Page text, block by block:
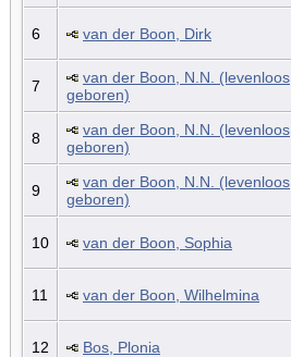
6 van der Boon, Dirk
7
van der Boon, N.N. (levenloos
geboren)
8
van der Boon, N.N. (levenloos
geboren)
9
van der Boon, N.N. (levenloos
geboren)
10 van der Boon, Sophia
11 van der Boon, Wilhelmina
12 Bos, Plonia